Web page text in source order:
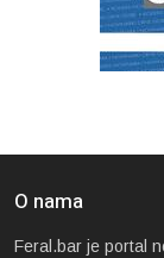
O nama
Feral.bar je portal